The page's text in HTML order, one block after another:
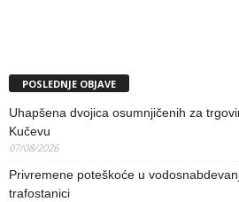
POSLEDNJE OBJAVE
Uhapšena dvojica osumnjičenih za
Kučevu
07/08/2026
Privremene poteškoće u
trafostanici